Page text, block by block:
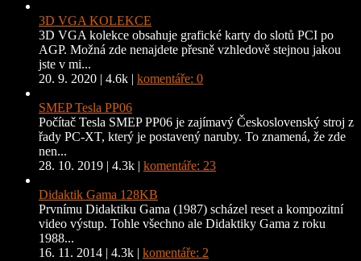
3D VGA KOLEKCE
3D VGA kolekce obsahuje grafické karty do slotů PCI po
AGP. Možná zde nenajdete přesně vzhledově stejnou jakou
jste v mi...
20. 9. 2020 | 4.6k | komentáře: 0
SMEP Tesla PP06
Počítač Tesla SMEP PP06 je zajímavý Československý stroj z
řady PC-XT, který je postavený naruby. To znamená, že zde
nen...
28. 10. 2019 | 4.3k | komentáře: 23
Didaktik Gama 128KB
Prvnímu Didaktiku Gama (1987) scházel reset a kompozitní
video výstup. Tohle všechno ale Didaktiky Gama z roku
1988...
16. 11. 2014 | 4.3k | komentáře: 2